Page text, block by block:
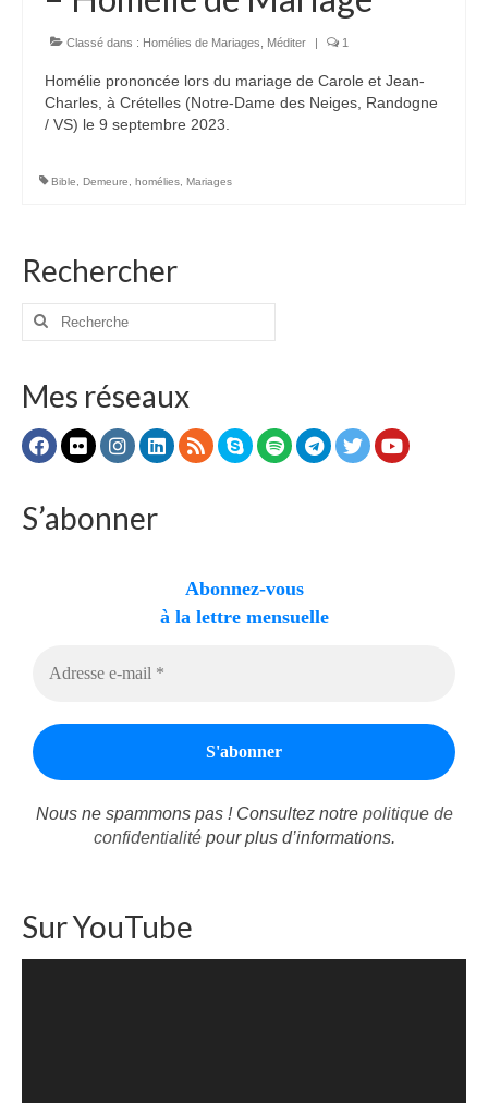
Voir
Films, Vidéos, Selfies
Selfies de Mariages
Mon témoignage
EdenCinéma
Vidéos Bibliques
Autres Vidéos
Enseignements CCRFE-ABC
Autres Enseignements
Anciens enseignements Théodule
Partagez une prière
Lieux et Dates
Prochaines Messes
Classé dans : Homélies de Mariages Méditer | 1
Homélie prononcée lors du mariage de Carole et Jean-
Charles, à Crételles (Notre-Dame des Neiges, Randogne
/ VS) le 9 septembre 2023.
Bible Demeure homélies Mariages
Rechercher
Rechercher
Mes réseaux
S’abonner
Abonnez-vous
à la lettre mensuelle
Nous ne spammons pas ! Consultez notre politique de
confidentialitépour plus d’informations.
Sur YouTube